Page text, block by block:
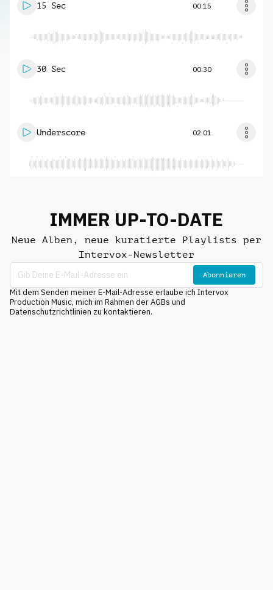
15 Sec 00:15
30 Sec 00:30
Underscore 02:01
IMMER UP-TO-DATE
Neue Alben, neue kuratierte Playlists per
Intervox-Newsletter
Abonnieren
Mit dem Senden meiner E-Mail-Adresse erlaube ich Intervox
Production Music, mich im Rahmen der AGBs und
Datenschutzrichtlinien zu kontaktieren.